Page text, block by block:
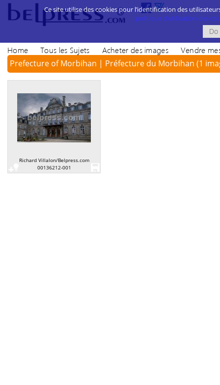
Home Tous les Sujets Acheter des images Vendre
Prefecture of Morbihan | Préfecture du Morbihan (1
Richard Villalon/Belpress.com
00136212-001
Ce site utilise des cookies pour l’identification des
politique d’utilisation des